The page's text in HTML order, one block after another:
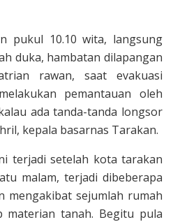
pukul 10.10 wita, langsung
duka, hambatan dilapangan
rawan, saat evakuasi
pemantauan oleh
ada tanda-tanda longsor
kepala basarnas Tarakan.
terjadi setelah kota tarakan
malam, terjadi dibeberapa
mengakibat sejumlah rumah
tanah. Begitu pula